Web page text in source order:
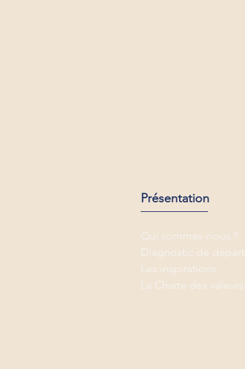
Présentation
Qui sommes-nous ?
Diagnostic de départ
Les inspirations
La Charte des valeurs